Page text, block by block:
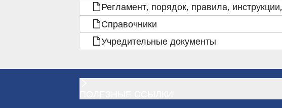
Регламент, порядок, правила,
Справочники
Учредительные документы